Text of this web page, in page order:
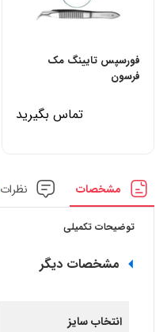
فورسپس تایینگ مک
فرسون
تماس بگیرید
مشخصات نظرات
توضیحات تکمیلی
مشخصات دیگر
انتخاب سایز